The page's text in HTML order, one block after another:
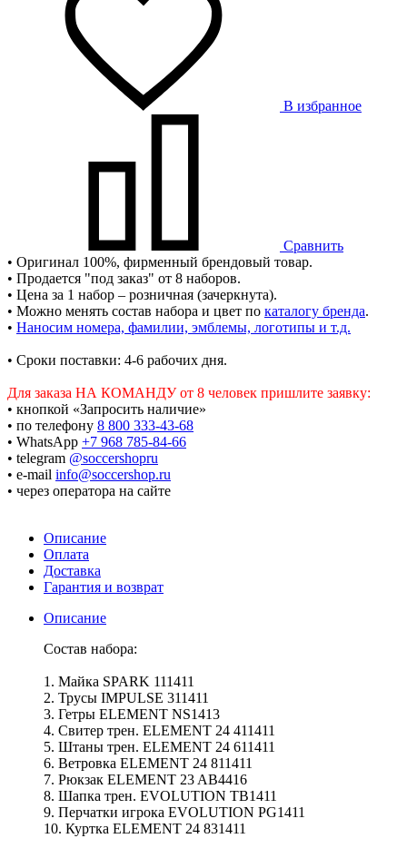
В избранное
Сравнить
• Оригинал 100%, фирменный брендовый товар.
• Продается "под заказ" от 8 наборов.
• Цена за 1 набор – розничная (зачеркнута).
• Можно менять состав набора и цвет по каталогу бренда.
• Наносим номера, фамилии, эмблемы, логотипы и т.д.
• Сроки поставки: 4-6 рабочих дня.
Для заказа НА КОМАНДУ от 8 человек пришлите заявку:
• кнопкой «Запросить наличие»
• по телефону 8 800 333-43-68
• WhatsApp +7 968 785-84-66
• telegram @soccershopru
• e-mail info@soccershop.ru
• через оператора на сайте
Описание
Оплата
Доставка
Гарантия и возврат
Описание
Состав набора:
1. Майка SPARK 111411
2. Трусы IMPULSE 311411
3. Гетры ELEMENT NS1413
4. Свитер трен. ELEMENT 24 411411
5. Штаны трен. ELEMENT 24 611411
6. Ветровка ELEMENT 24 811411
7. Рюкзак ELEMENT 23 AB4416
8. Шапка трен. EVOLUTION TB1411
9. Перчатки игрока EVOLUTION PG1411
10. Куртка ELEMENT 24 831411